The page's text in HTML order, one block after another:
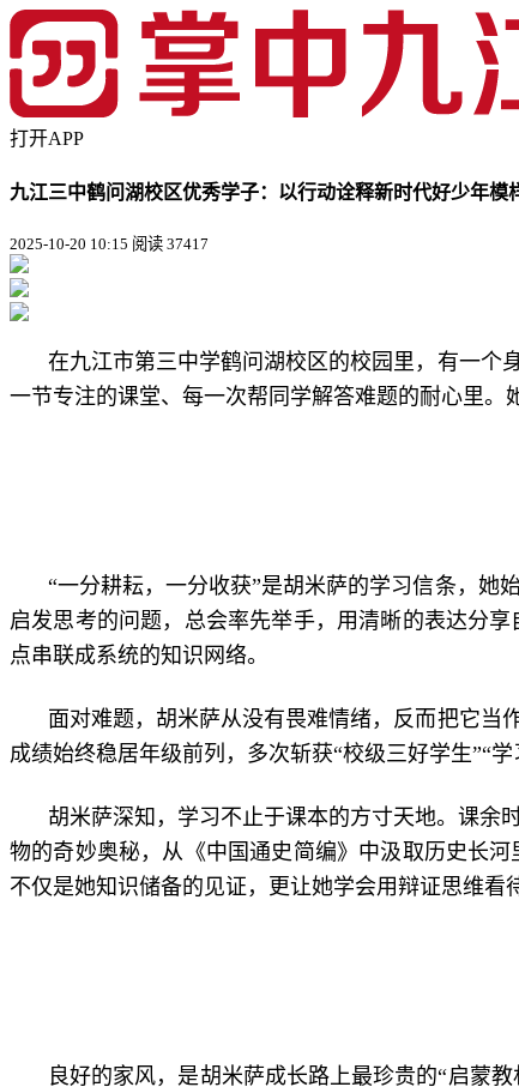
打开APP
九江三中鹤问湖校区优秀学子：以行动诠释新时代好少年模
2025-10-20 10:15 阅读 37417
在九江市第三中学鹤问湖校区的校园里，有一
一节专注的课堂、每一次帮同学解答难题的耐心里。
“一分耕耘，一分收获”是胡米萨的学习信条，她
启发思考的问题，总会率先举手，用清晰的表达分
点串联成系统的知识网络。
面对难题，胡米萨从没有畏难情绪，反而把它
成绩始终稳居年级前列，多次斩获“校级三好学生”“
胡米萨深知，学习不止于课本的方寸天地。课余
物的奇妙奥秘，从《中国通史简编》中汲取历史长
不仅是她知识储备的见证，更让她学会用辩证思维看
良好的家风，是胡米萨成长路上最珍贵的“启蒙